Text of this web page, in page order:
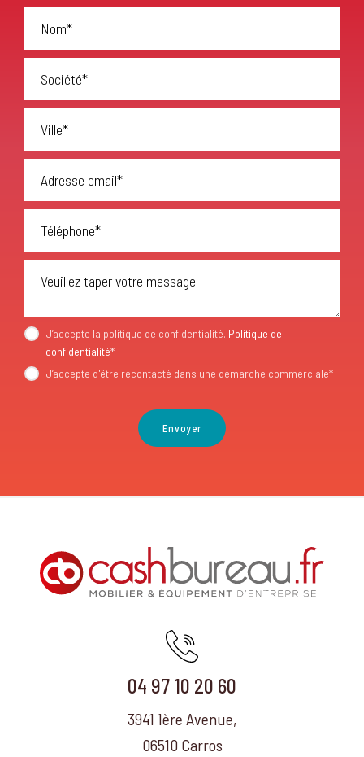
J’accepte la politique de confidentialité. Politique de
confidentialité*
J’accepte d'être recontacté dans une démarche commerciale*
04 97 10 20 60
3941 1ère Avenue,
06510 Carros